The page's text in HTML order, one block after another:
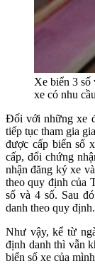
Xe biển 3 số
xe có nhu cầu
Đối với những xe
tiếp tục tham gia
được cấp biển số
cấp, đổi chứng
nhận đăng ký xe
theo quy định của
số và 4 số. Sau
danh theo quy định.
Như vậy, kể từ
định danh thì vẫn
biển số xe của